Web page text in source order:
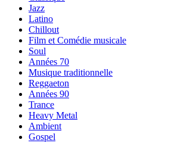
Jazz
Latino
Chillout
Film et Comédie musicale
Soul
Années 70
Musique traditionnelle
Reggaeton
Années 90
Trance
Heavy Metal
Ambient
Gospel